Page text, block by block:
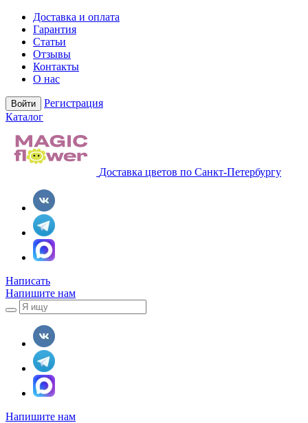
Доставка и оплата
Гарантия
Статьи
Отзывы
Контакты
О нас
Войти
Регистрация
Каталог
Доставка цветов по Санкт-Петербургу
Написать
Напишите нам
Напишите нам